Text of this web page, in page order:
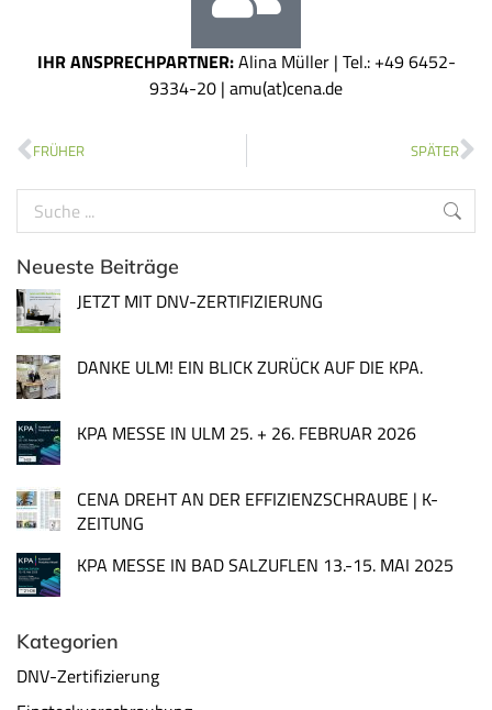
IHR ANSPRECHPARTNER:Alina Müller | Tel.: +49 6452-
9334-20 | amu(at)cena.de
FRÜHER SPÄTER
Neueste Beiträge
JETZT MIT DNV-ZERTIFIZIERUNG
DANKE ULM! EIN BLICK ZURÜCK AUF DIE KPA.
KPA MESSE IN ULM 25. + 26. FEBRUAR 2026
CENA DREHT AN DER EFFIZIENZSCHRAUBE | K-
ZEITUNG
KPA MESSE IN BAD SALZUFLEN 13.-15. MAI 2025
Kategorien
DNV-Zertifizierung